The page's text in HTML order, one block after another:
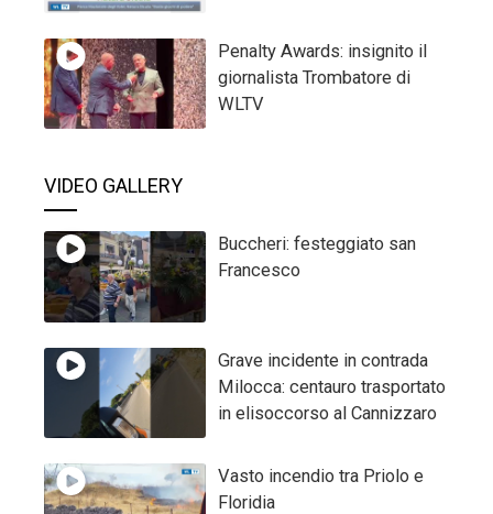
Penalty Awards: insignito il
giornalista Trombatore di
WLTV
VIDEO GALLERY
Buccheri: festeggiato san
Francesco
Grave incidente in contrada
Milocca: centauro trasportato
in elisoccorso al Cannizzaro
Vasto incendio tra Priolo e
Floridia